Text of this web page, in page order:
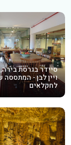
סיידר בגרסת בירה,
ויין לבן - המתססה
לחקלאים